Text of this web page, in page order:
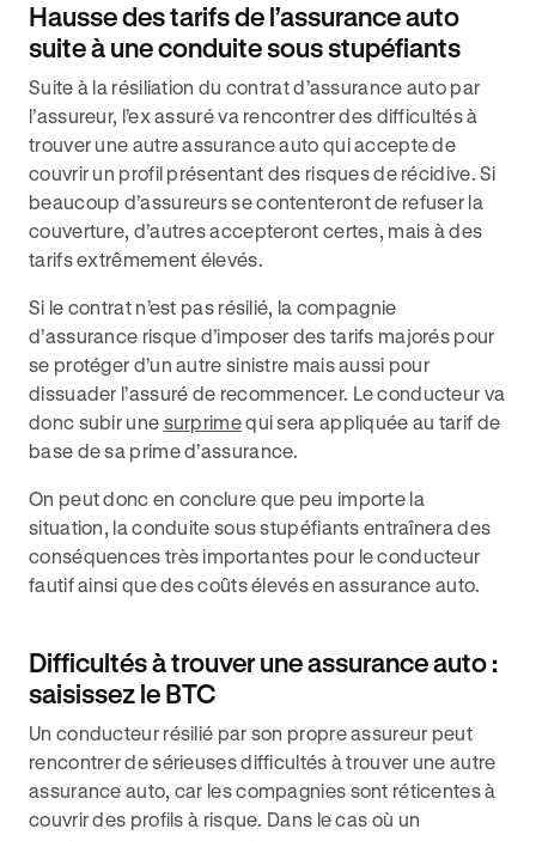
Hausse des tarifs de l’assurance auto
suite à une conduite sous stupéfiants
Suite à la résiliation du contrat d’assurance auto par
l’assureur, l’ex assuré va rencontrer des difficultés à
trouver une autre assurance auto qui accepte de
couvrir un profil présentant des risques de récidive. Si
beaucoup d’assureurs se contenteront de refuser la
couverture, d’autres accepteront certes, mais à des
tarifs extrêmement élevés.
Si le contrat n’est pas résilié, la compagnie
d’assurance risque d’imposer des tarifs majorés pour
se protéger d’un autre sinistre mais aussi pour
dissuader l’assuré de recommencer. Le conducteur va
donc subir une surprimequi sera appliquée au tarif de
base de sa prime d’assurance.
On peut donc en conclure que peu importe la
situation, la conduite sous stupéfiants entraînera des
conséquences très importantes pour le conducteur
fautif ainsi que des coûts élevés en assurance auto.
Difficultés à trouver une assurance auto :
saisissez le BTC
Un conducteur résilié par son propre assureur peut
rencontrer de sérieuses difficultés à trouver une autre
assurance auto, car les compagnies sont réticentes à
couvrir des profils à risque. Dans le cas où un